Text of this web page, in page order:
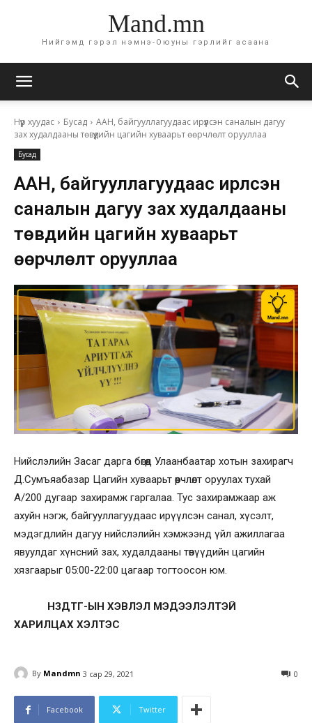
Mand.mn
Нийгэмд гэрэл нэмнэ-Оюуны гэрлийг асаана
Нүүр хуудас Бусад
ААН, байгууллагуудаас ирүүлсэн саналын дагуу
зах худалдааны төвүүдийн цагийн хуваарьт өөрчлөлт орууллаа
Бусад
ААН, байгууллагуудаас ирүүлсэн
саналын дагуу зах худалдааны
төвүүдийн цагийн хуваарьт
өөрчлөлт орууллаа
Нийслэлийн Засаг дарга бөгөөд Улаанбаатар хотын захирагч
Д.Сумъяабазар Цагийн хуваарьт өөрчлөлт оруулах тухай
А/200 дугаар захирамж гаргалаа. Тус захирамжаар аж
ахуйн нэгж, байгууллагуудаас ирүүлсэн санал, хүсэлт,
мэдэгдлийн дагуу нийслэлийн хэмжээнд үйл ажиллагаа
явуулдаг хүнсний зах, худалдааны төвүүдийн цагийн
хязгаарыг 05:00-22:00 цагаар тогтоосон юм.
НЗДТГ-ЫН ХЭВЛЭЛ МЭДЭЭЛЭЛТЭЙ
ХАРИЛЦАХ ХЭЛТЭС
By Mandmn 3 сар 29, 2021 0
Facebook Twitter